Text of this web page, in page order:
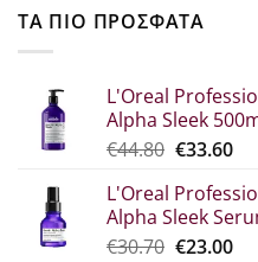
ΤΑ ΠΙΟ ΠΡΟΣΦΑΤΑ
L'Oreal
Alpha Sleek
€44.80 Original
was:
€44.80.
€33.60Η
L'Oreal
Alpha Sleek
€30.70 Original
€23.00Η